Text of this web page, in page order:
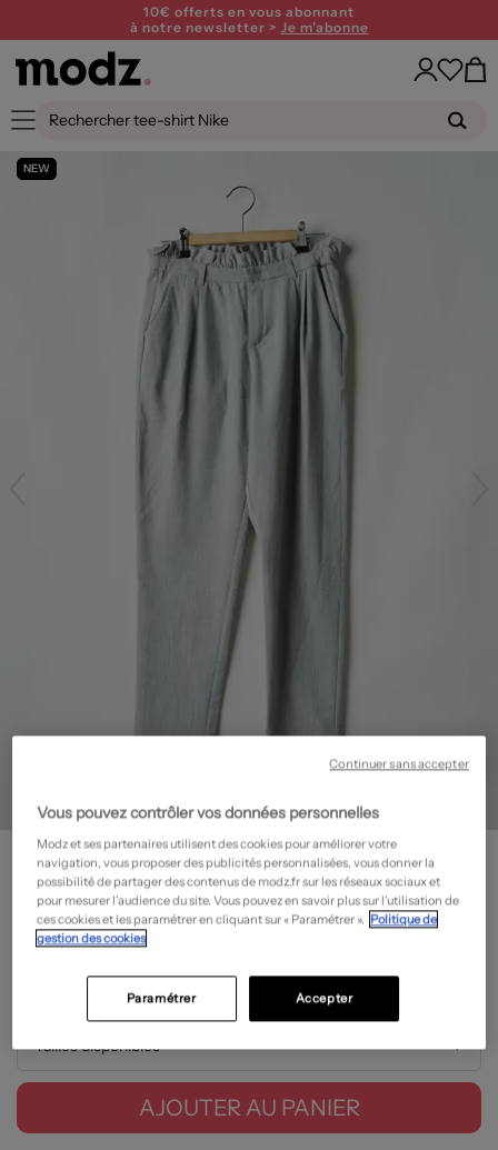
10€ offerts en vous abonnant
à notre newsletter > Je m'abonne
NEW
IKKS
Pantalon droit - Coupe droite- Outlet
31,50€
Prix boutique : 63,00€
Guide des tailles
Tailles disponibles
AJOUTER AU PANIER
Vous pouvez contrôler vos données personnelles
Modz et ses partenaires utilisent des cookies pour améliorer votre
navigation, vous proposer des publicités personnalisées, vous donner la
possibilité de partager des contenus de modz.fr sur les réseaux sociaux et
pour mesurer l’audience du site. Vous pouvez en savoir plus sur l’utilisation de
ces cookies et les paramétrer en cliquant sur « Paramétrer ». Politique de
gestion des cookies
Accepter
Paramétrer
Continuer sans accepter